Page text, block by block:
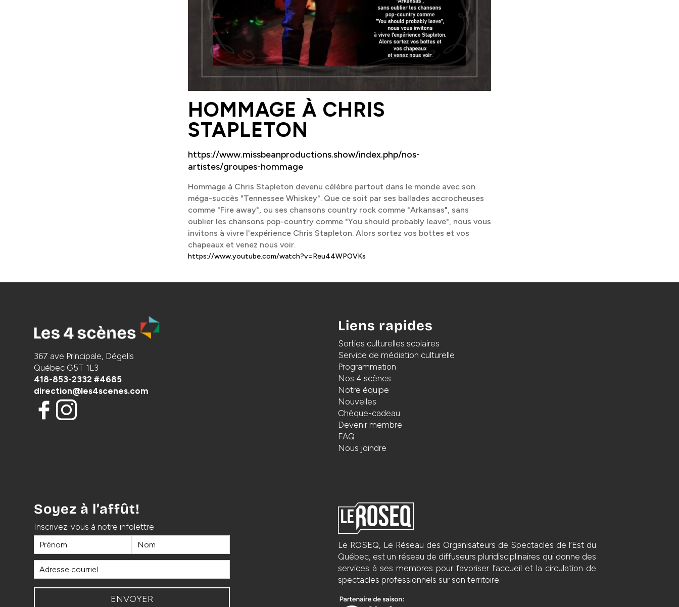
FAQ
Nous joindre
418 853-2332 poste 4685
direction@les4scenes.com
HOMMAGE À CHRIS
STAPLETON
https://www.missbeanproductions.show/index.php/nos-
artistes/groupes-hommage
Hommage à Chris Stapleton devenu célèbre partout dans le monde avec son
méga-succès "Tennessee Whiskey". Que ce soit par ses ballades accrocheuses
comme "Fire away", ou ses chansons country rock comme "Arkansas", sans
oublier les chansons pop-country comme "You should probably leave", nous vous
invitons à vivre l'expérience Chris Stapleton. Alors sortez vos bottes et vos
chapeaux et venez nous voir.
https://www.youtube.com/watch?v=Reu44WPOVKs
367 ave Principale, Dégelis
Québec G5T 1L3
418-853-2332 #4685
direction@les4scenes.com
Liens rapides
Sorties culturelles scolaires
Service de médiation culturelle
Programmation
Nos 4 scènes
Notre équipe
Nouvelles
Chèque-cadeau
Devenir membre
FAQ
Nous joindre
Soyez à l’affût!
Inscrivez-vous à notre infolettre
Le ROSEQ, Le Réseau des Organisateurs de Spectacles de l’Est du
Québec, est un réseau de diffuseurs pluridisciplinaires qui donne des
services à ses membres pour favoriser l’accueil et la circulation de
spectacles professionnels sur son territoire.